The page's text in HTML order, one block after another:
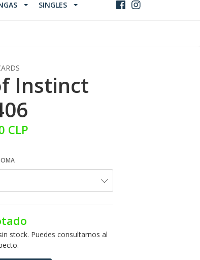
SINGLES
Instinct
CLP
stock. Puedes consultarnos al